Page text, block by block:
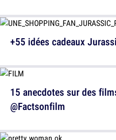
+55 idées cadeaux
15 anecdotes sur des
@Factsonfilm